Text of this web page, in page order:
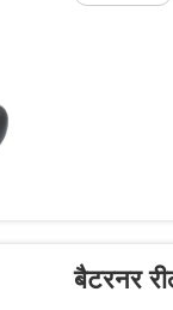
बैटरनर